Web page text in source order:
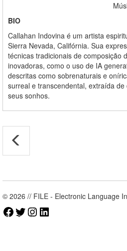
BIO
Callahan Indovina é um artista
Sierra Nevada, Califórnia. Sua
técnicas tradicionais de composição
inovadoras, como o uso de IA
descritas como sobrenaturais e
surreal e transcendental, extraída
seus sonhos.
© 2026 // FILE - Electronic Language
Facebook
TwitterInstagram